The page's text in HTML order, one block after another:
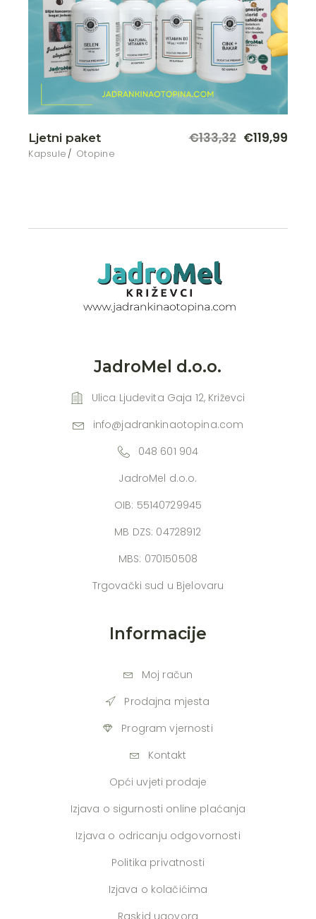
Ljetni paket
Kapsule Otopine
€133,32 €119,99
JadroMel d.o.o.
Ulica Ljudevita Gaja 12, Križevci
info@jadrankinaotopina.com
048 601 904
JadroMel d.o.o.
OIB: 55140729945
MB DZS: 04728912
MBS: 070150508
Trgovački sud u Bjelovaru
Informacije
Moj račun
Prodajna mjesta
Program vjernosti
Kontakt
Opći uvjeti prodaje
Izjava o sigurnosti online plaćanja
Izjava o odricanju odgovornosti
Politika privatnosti
Izjava o kolačićima
Raskid ugovora